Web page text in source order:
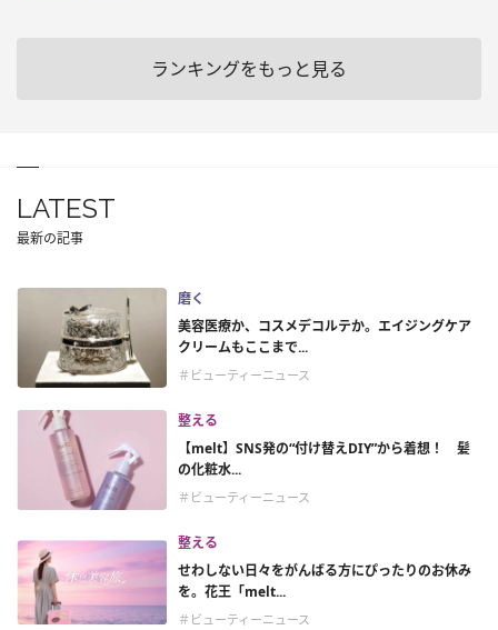
ランキングをもっと見る
LATEST
最新の記事
磨く
美容医療か、コスメデコルテか。エイジングケア
クリームもここまで...
＃ビューティーニュース
整える
【melt】SNS発の“付け替えDIY”から着想！ 髪
の化粧水...
＃ビューティーニュース
整える
せわしない日々をがんばる方にぴったりのお休み
を。花王「melt...
＃ビューティーニュース